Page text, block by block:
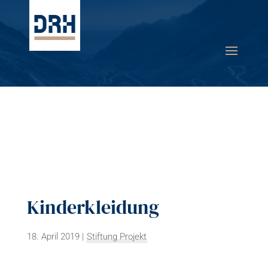
Kinderkleidung
18. April 2019| Stiftung Projekt